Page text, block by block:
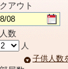
アウト
数
人
子供人数